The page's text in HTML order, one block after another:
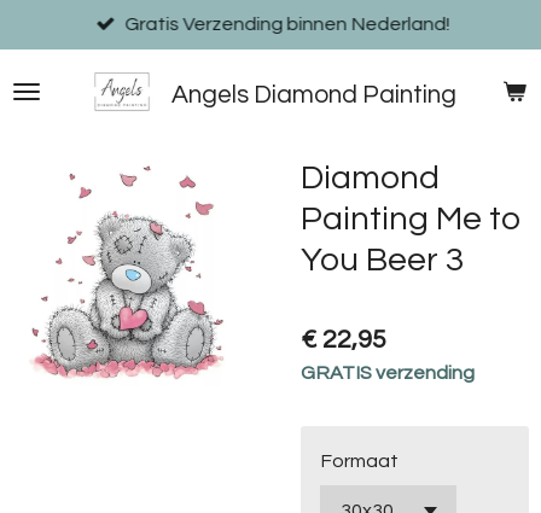
direct
naar
Angels Diamond Painting
Gratis Verzending binnen Nederland!
Diamond
Painting Me to
You Beer 3
€ 22,95
GRATIS verzending
Formaat